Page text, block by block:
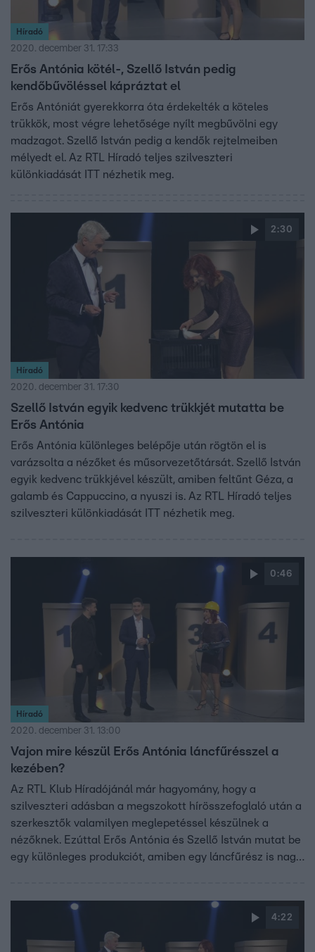
Híradó
2020. december 31. 17:33
Erős Antónia kötél-, Szellő István pedig
kendőbűvöléssel kápráztat el
Erős Antóniát gyerekkorra óta érdekelték a köteles
trükkök, most végre lehetősége nyílt megbűvölni egy
madzagot. Szellő István pedig a kendők rejtelmeiben
mélyedt el. Az RTL Híradó teljes szilveszteri
különkiadását ITT nézhetik meg.
2:30
Híradó
2020. december 31. 17:30
Szellő István egyik kedvenc trükkjét mutatta be
Erős Antónia
Erős Antónia különleges belépője után rögtön el is
varázsolta a nézőket és műsorvezetőtársát. Szellő István
egyik kedvenc trükkjével készült, amiben feltűnt Géza, a
galamb és Cappuccino, a nyuszi is. Az RTL Híradó teljes
szilveszteri különkiadását ITT nézhetik meg.
0:46
Híradó
2020. december 31. 13:00
Vajon mire készül Erős Antónia láncfűrésszel a
kezében?
Az RTL Klub Híradójánál már hagyomány, hogy a
szilveszteri adásban a megszokott hírösszefoglaló után a
szerkesztők valamilyen meglepetéssel készülnek a
nézőknek. Ezúttal Erős Antónia és Szellő István mutat be
egy különleges produkciót, amiben egy láncfűrész is nagy
4:22